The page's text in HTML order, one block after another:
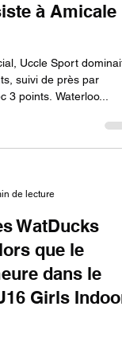
à Amicale
Uccle Sport dominait
suivi de près par
3 points. Waterloo...
de lecture
WatDucks
que le
dans le
Girls Indoor